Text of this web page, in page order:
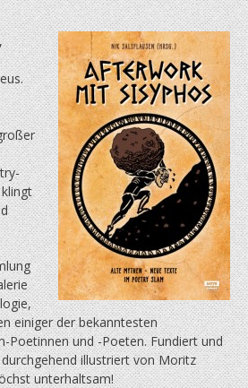
einiger der bekanntesten
Poetinnen und -Poeten. Fundiert und
illustriert von Moritz
unterhaltsam!